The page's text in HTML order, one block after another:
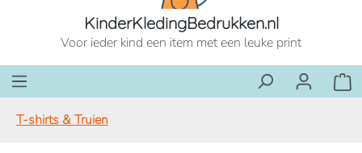
KinderKledingBedrukken.nl
Voor ieder kind een item met een leuke print
T-shirts & Truien